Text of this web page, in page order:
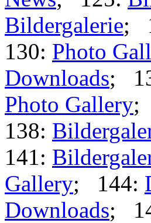
Bildergalerie;
130: Photo
Downloads;
Photo Gallery;
138:
141:
Gallery; 144:
Downloads;